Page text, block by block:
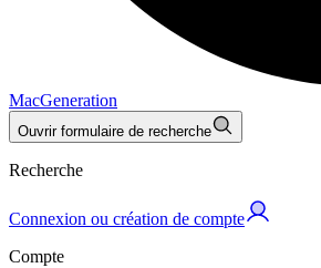
MacGeneration
Ouvrir formulaire de recherche
Recherche
Connexion ou création de compte
Compte